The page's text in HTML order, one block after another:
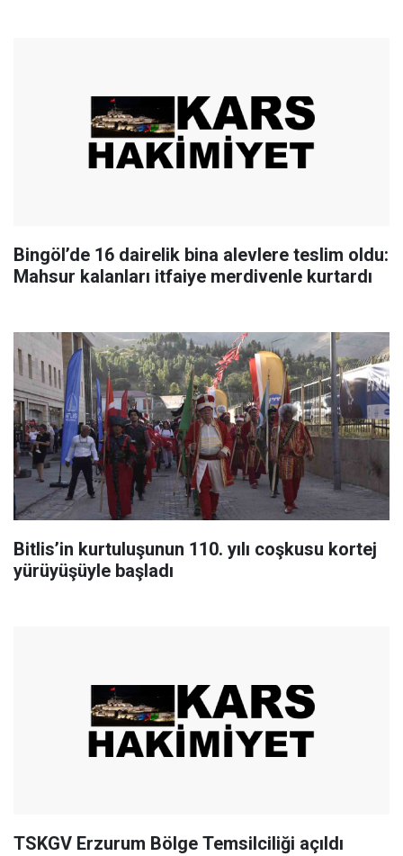
Bingöl’de 16 dairelik bina alevlere teslim oldu:
Mahsur kalanları itfaiye merdivenle kurtardı
Bitlis’in kurtuluşunun 110. yılı coşkusu kortej
yürüyüşüyle başladı
TSKGV Erzurum Bölge Temsilciliği açıldı